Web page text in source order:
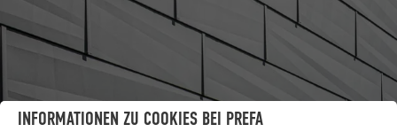
INFORMATIONEN ZU COOKIES BEI PREFA